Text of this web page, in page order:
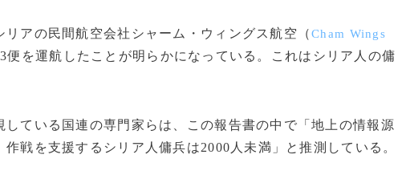
アの民間航空会社シャーム・ウィングス航空（Cham Wings
便を運航したことが明らかになっている。これはシリア人の傭
ている国連の専門家らは、この報告書の中で「地上の情報源
戦を支援するシリア人傭兵は2000人未満」と推測している。